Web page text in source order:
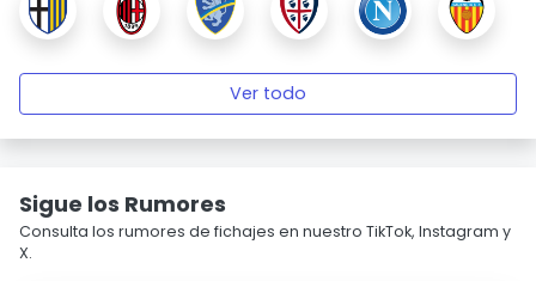
Ver todo
Sigue los Rumores
Consulta los rumores de fichajes en nuestro TikTok, Instagram y
X.